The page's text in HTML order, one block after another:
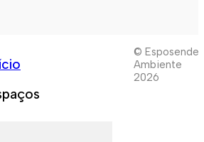
© Esposende
Ambiente
2026